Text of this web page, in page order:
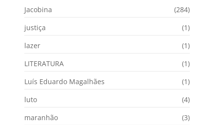
Jacobina
(284)
justiça
(1)
lazer
(1)
LITERATURA
(1)
Luís Eduardo Magalhães
(1)
luto
(4)
maranhão
(3)